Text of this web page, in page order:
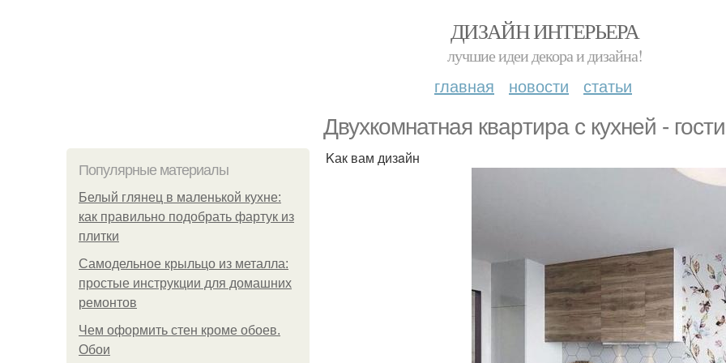
ДИЗАЙН ИНТЕРЬЕРА
лучшие идеи декора и дизайна!
главная новости статьи
Двуxкомнатная кваpтира c куxней -
Популярные материалы
Белый глянец в маленькой кухне:
как правильно подобрать фартук из
плитки
Самодельное крыльцо из металла:
простые инструкции для домашних
ремонтов
Чем оформить стен кроме обоев.
Обои
Kак вам дизaйн